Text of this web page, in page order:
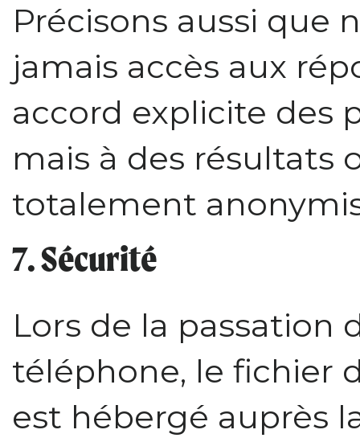
Précisons aussi que
jamais accès aux
accord explicite des
mais à des résultats
totalement
7. Sécurité
Lors de la passation
téléphone, le fichier
est hébergé auprès